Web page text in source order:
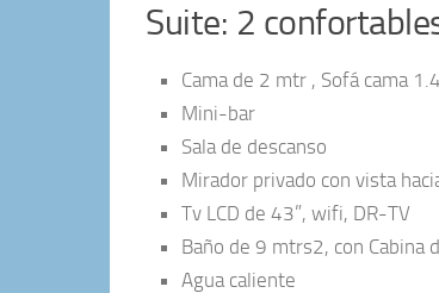
Suite: 2
Cama de 2 mtr , Sofá cama
Mini-bar
Sala de descanso
Mirador privado con vista
Tv LCD de 43”, wifi, DR-TV
Baño de 9 mtrs2, con Cabina
Agua caliente